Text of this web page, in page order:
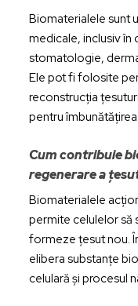
Biomaterialele sunt
medicale, inclusiv în
stomatologie,
Ele pot fi folosite
reconstrucția
pentru
Cum contribuie
regenerare a
Biomaterialele
permite celulelor să
formeze țesut nou.
elibera substanțe
celulară și procesul